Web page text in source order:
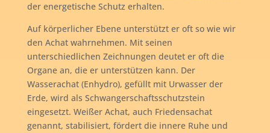
der energetische Schutz erhalten.
Auf körperlicher Ebene unterstützt er oft so wie wir
den Achat wahrnehmen. Mit seinen
unterschiedlichen Zeichnungen deutet er oft die
Organe an, die er unterstützen kann. Der
Wasserachat (Enhydro), gefüllt mit Urwasser der
Erde, wird als Schwangerschaftsschutzstein
eingesetzt. Weißer Achat, auch Friedensachat
genannt, stabilisiert, fördert die innere Ruhe und